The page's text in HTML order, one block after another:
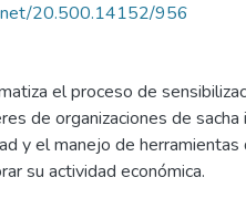
20.500.14152/956
el proceso de
de organizaciones de sacha
y el manejo de
su actividad económica.